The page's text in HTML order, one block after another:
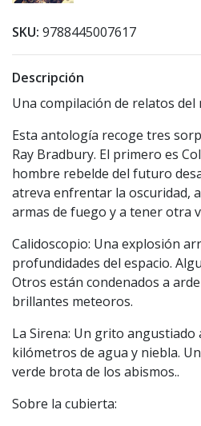
SKU: 9788445007617
Descripción
Una compilación de relatos
Esta antología recoge tres
Ray Bradbury. El primero es
hombre rebelde del futuro
atreva enfrentar la oscuridad,
armas de fuego y a tener otra
Calidoscopio: Una explosión
profundidades del espacio.
Otros están condenados a
brillantes meteoros.
La Sirena: Un grito
kilómetros de agua y niebla.
verde brota de los abismos..
Sobre la cubierta: